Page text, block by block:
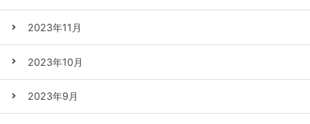
2023年11月
2023年10月
2023年9月